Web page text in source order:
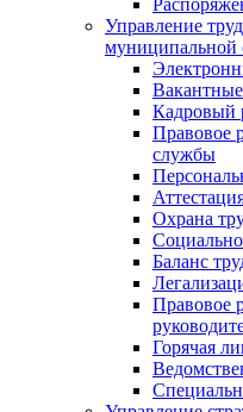
Управление
муниципальной
Кадровый
Правовое
службы
Охрана
Баланс
Правовое
Горячая